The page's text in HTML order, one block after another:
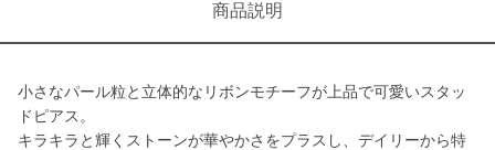
商品説明
小さなパール粒と立体的なリボンモチーフが上品で可愛いスタッ
ドピアス。
キラキラと輝くストーンが華やかさをプラスし、デイリーから特